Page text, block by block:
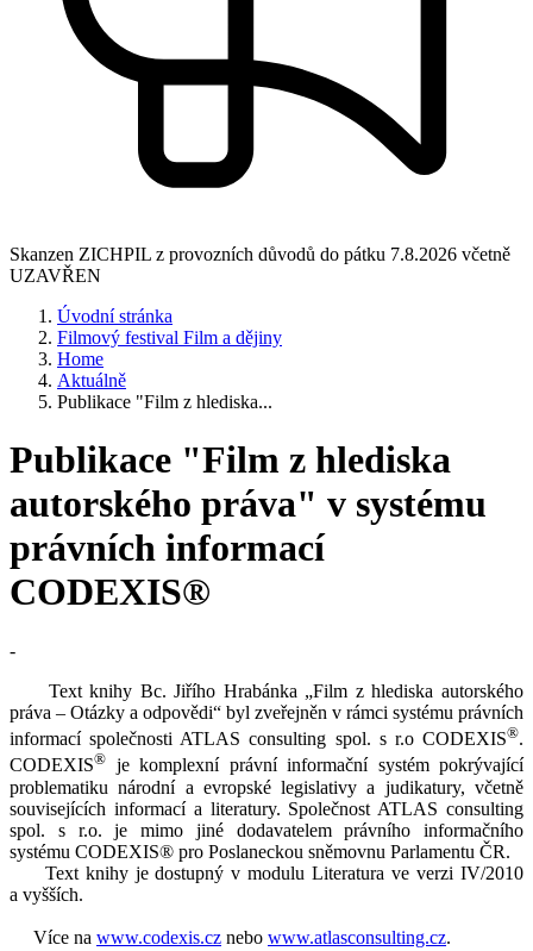
Skanzen ZICHPIL z provozních důvodů do pátku 7.8.2026 včetně
UZAVŘEN
Úvodní stránka
Filmový festival Film a dějiny
Home
Aktuálně
Publikace "Film z hlediska...
Publikace "Film z hlediska
autorského práva" v systému
právních informací
CODEXIS®
-
Text knihy Bc. Jiřího Hrabánka „Film z hlediska autorského
práva – Otázky a odpovědi“ byl zveřejněn v rámci systému právních
informací společnosti ATLAS consulting spol. s r.o CODEXIS®.
CODEXIS® je komplexní právní informační systém pokrývající
problematiku národní a evropské legislativy a judikatury, včetně
souvisejících informací a literatury. Společnost ATLAS consulting
spol. s r.o. je mimo jiné dodavatelem právního informačního
systému CODEXIS® pro Poslaneckou sněmovnu Parlamentu ČR.
Text knihy je dostupný v modulu Literatura ve verzi IV/2010
a vyšších.
Více na www.codexis.cz nebo www.atlasconsulting.cz.